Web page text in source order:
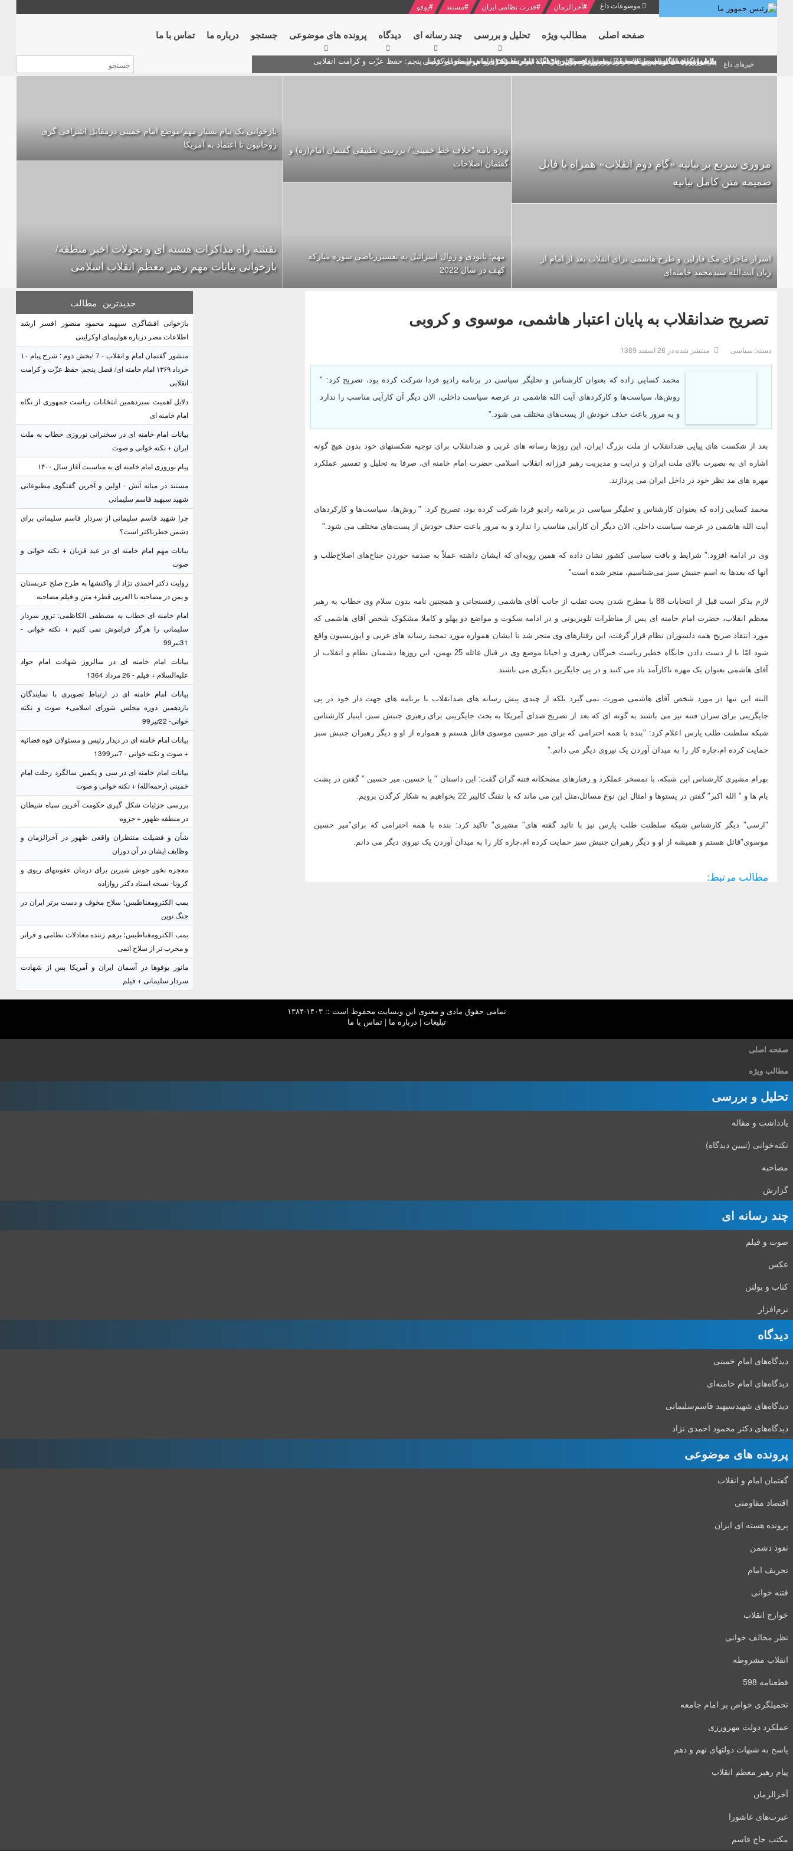
موضوعات داغ #آخرالزمان #قدرت نظامی ایران #مستند #یوفو
صفحه اصلی مطالب ویژه تحلیل و بررسی چند رسانه ای دیدگاه‌ پرونده های موضوعی جستجو درباره ما تماس با ما
خبرهای داغ منشور گفتمان امام و انقلاب - 7 /بخش دوم : شرح پیام ۱۰ خرداد ۱۳۶۹ امام خامنه ای/ فصل پنجم: حفظ عزّت و کرامت انقلابی
بازخوانی افشاگری سپهبد محمود منصور افسر ارشد اطلاعات مصر درباره هواپیمای اوکراینی
دلایل اهمیت سیزدهمین انتخابات ریاست جمهوری از نگاه امام خامنه ای
بیانات امام خامنه ای در سخنرانی نوروزی خطاب به ملت ایران + نکته خوانی و صوت
پیام نوروزی امام خامنه ای به مناسبت آغاز سال ۱۴۰۰
مروری سریع بر بیانیه «گام دوم انقلاب» همراه با فایل
ضمیمه متن کامل بیانیه
اسرار ماجرای مک فارلین و طرح هاشمی برای انقلاب بعد از امام از
زبان آیت‌الله سیدمحمد خامنه‌ای
ویژه نامه "خلاف خط خمینی"/ بررسی تطبیقی گفتمان امام(ره) و
گفتمان اصلاحات
مهم: نابودی و زوال اسرائیل به تفسیرریاضی سوره مبارکه
کهف در سال 2022
بازخوانی یک پیام بسیار مهم/موضع امام خمینی درمقابل اشرافی گری
روحانیون تا اعتماد به آمریکا
نقشه راه مذاکرات هسته ای و تحولات اخیر منطقه/
بازخوانی بیانات مهم رهبر معظم انقلاب اسلامی
تصریح ضدانقلاب به پایان اعتبار هاشمی، موسوی و کروبی
دسته: سیاسی منتشر شده در 28 اسفند 1389
محمد کسایی زاده که بعنوان کارشناس و تحلیگر سیاسی در برنامه رادیو فردا شرکت کرده بود، تصریح کرد: "
روش‌ها، سیاست‌ها و کارکردهای آیت الله هاشمی در عرصه سیاست داخلی، الان دیگر آن کارآیی مناسب را ندارد
و به مرور باعث حذف خودش از پست‌های مختلف می شود."
بعد از شکست های پیاپی ضدانقلاب از ملت بزرگ ایران، این روزها رسانه های غربی و ضدانقلاب برای توجیه شکستهای خود بدون هیچ گونه
اشاره ای به بصیرت بالای ملت ایران و درایت و مدیریت رهبر فرزانه انقلاب اسلامی حضرت امام خامنه ای، صرفا به تحلیل و تفسیر عملکرد
مهره های مد نظر خود در داخل ایران می پردازند.
محمد کسایی زاده که بعنوان کارشناس و تحلیگر سیاسی در برنامه رادیو فردا شرکت کرده بود، تصریح کرد: " روش‌ها، سیاست‌ها و کارکردهای
آیت الله هاشمی در عرصه سیاست داخلی، الان دیگر آن کارآیی مناسب را ندارد و به مرور باعث حذف خودش از پست‌های مختلف می شود."
وی در ادامه افزود:" شرایط و بافت سیاسی کشور نشان داده که همین رویه‌ای که ایشان داشته عملاً به صدمه خوردن جناح‌های اصلاح‌طلب و
آنها که بعدها به اسم جنبش سبز می‌شناسیم، منجر شده است"
لازم بذکر است قبل از انتخابات 88 با مطرح شدن بحث تقلب از جانب آقای هاشمی رفسنجانی و همچنین نامه بدون سلام وی خطاب به رهبر
معظم انقلاب، حضرت امام خامنه ای پس از مناظرات تلویزیونی و در ادامه سکوت و مواضع دو پهلو و کاملا مشکوک شخص آقای هاشمی که
مورد انتقاد صریح همه دلسوزان نظام قرار گرفت، این رفتارهای وی منجر شد تا ایشان همواره مورد تمجید رسانه های غربی و اپوزیسیون واقع
شود امّا با از دست دادن جایگاه خطیر ریاست خبرگان رهبری و احیانا موضع وی در قبال غائله 25 بهمن، این روزها دشمنان نظام و انقلاب از
آقای هاشمی بعنوان یک مهره ناکارآمد یاد می کنند و در پی جایگزین دیگری می باشند.
البته این تنها در مورد شخص آقای هاشمی صورت نمی گیرد بلکه از چندی پیش رسانه های ضدانقلاب با برنامه های جهت دار خود در پی
جایگزینی برای سران فتنه نیز می باشند به گونه ای که بعد از تصریح صدای آمریکا به بحث جایگزینی برای رهبری جنبش سبز، اینبار کارشناس
شبکه سلطنت طلب پارس اعلام کرد: "بنده با همه احترامی که برای میر حسین موسوی قائل هستم و همواره از او و دیگر رهبران جنبش سبز
حمایت کرده ام،چاره کار را به میدان آوردن یک نیروی دیگر می دانم."
بهرام مشیری کارشناس این شبکه، با تمسخر عملکرد و رفتارهای مضحکانه فتنه گران گفت: این داستان " یا حسین، میر حسین " گفتن در پشت
بام ها و " الله اکبر" گفتن در پستوها و امثال این نوع مسائل،مثل این می ماند که با تفنگ کالیبر 22 بخواهیم به شکار کرگدن برویم.
"ارسی" دیگر کارشناس شبکه سلطنت طلب پارس نیز با تائید گفته های" مشیری" تاکید کرد: بنده با همه احترامی که برای"میر حسین
موسوی"قائل هستم و همیشه از او و دیگر رهبران جنبش سبز حمایت کرده ام،چاره کار را به میدان آوردن یک نیروی دیگر می دانم.
مطالب مرتبط:
جدیدترین مطالب
بازخوانی افشاگری سپهبد محمود منصور افسر ارشد
اطلاعات مصر درباره هواپیمای اوکراینی
منشور گفتمان امام و انقلاب - 7 /بخش دوم : شرح پیام ۱۰
خرداد ۱۳۶۹ امام خامنه ای/ فصل پنجم: حفظ عزّت و کرامت
انقلابی
دلایل اهمیت سیزدهمین انتخابات ریاست جمهوری از نگاه
امام خامنه ای
بیانات امام خامنه ای در سخنرانی نوروزی خطاب به ملت
ایران + نکته خوانی و صوت
پیام نوروزی امام خامنه ای به مناسبت آغاز سال ۱۴۰۰
مستند در میانه آتش - اولین و آخرین گفتگوی مطبوعاتی
شهید سپهبد قاسم سلیمانی
چرا شهید قاسم سلیمانی از سردار قاسم سلیمانی برای
دشمن خطرناکتر است؟
بیانات مهم امام خامنه ای در عید قربان + نکته خوانی و
صوت
روایت دکتر احمدی نژاد از واکنشها به طرح صلح عربستان
و یمن در مصاحبه با العربی قطر+ متن و فیلم مصاحبه
امام خامنه ای خطاب به مصطفی الکاظمی: ترور سردار
سلیمانی را هرگز فراموش نمی کنیم + نکته خوانی -
31تیر99
بیانات امام خامنه ای در سالروز شهادت امام جواد
علیه‌السلام + فیلم - 26 مرداد 1364
بیانات امام خامنه ای در ارتباط تصویری با نمایندگان
یازدهمین دوره مجلس شورای اسلامی+ صوت و نکته
خوانی- 22تیر99
بیانات امام خامنه ای در دیدار رئیس و مسئولان قوه قضائیه
+ صوت و نکته خوانی - 7تیر1399
بیانات امام خامنه ای در سی و یکمین سالگرد رحلت امام
خمینی (رحمه‌الله) + نکته خوانی و صوت
بررسی جزئیات شکل گیری حکومت آخرین سپاه شیطان
در منطقه ظهور + جزوه
شأن و فضیلت منتظران واقعی ظهور در آخرالزمان و
وظایف ایشان در آن دوران
معجزه بخور جوش شیرین برای درمان عفونتهای ریوی و
کرونا- نسخه استاد دکتر روازاده
بمب الکترومغناطیس؛ سلاح مخوف و دست برتر ایران در
جنگ نوین
بمب الکترومغناطیس؛ برهم زننده معادلات نظامی و فراتر
و مخرب تر از سلاح اتمی
مانور یوفوها در آسمان ایران و آمریکا پس از شهادت
سردار سلیمانی + فیلم
تمامی حقوق مادی و معنوی این وبسایت محفوظ است :: ۱۴۰۳-۱۳۸۴
تبلیغات | درباره ما |تماس با ما
صفحه اصلی
مطالب ویژه
تحلیل و بررسی
یادداشت و مقاله
نکته‌خوانی (تبیین دیدگاه)
مصاحبه
گزارش
چند رسانه ای
صوت و فیلم
عکس
کتاب و بولتن
نرم‌افزار
دیدگاه‌
دیدگاه‌های امام خمینی
دیدگاه‌های امام خامنه‌ای
دیدگاه‌های شهید‌سپهبد قاسم‌سلیمانی
دیدگاه‌های دکتر محمود احمدی نژاد
پرونده های موضوعی
گفتمان امام و انقلاب
اقتصاد مقاومتی
پرونده هسته ای ایران
نفوذ دشمن
تحریف امام
فتنه خوانی
خوارج انقلاب
نظر مخالف خوانی
انقلاب مشروطه
قطعنامه 598
تحمیلگری خواص بر امام جامعه
عملکرد دولت مهرورزی
پاسخ به شبهات دولتهای نهم و دهم
پیام رهبر معظم انقلاب
آخرالزمان
عبرت‌های عاشورا
مکتب حاج قاسم